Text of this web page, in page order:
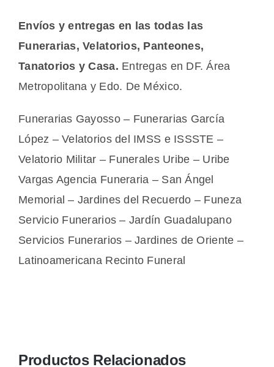
Envíos y entregas en las todas las
Funerarias, Velatorios, Panteones,
Tanatorios y Casa. Entregas en DF. Área
Metropolitana y Edo. De México.
Funerarias Gayosso – Funerarias García
López – Velatorios del IMSS e ISSSTE –
Velatorio Militar – Funerales Uribe – Uribe
Vargas Agencia Funeraria – San Ángel
Memorial – Jardines del Recuerdo – Funeza
Servicio Funerarios – Jardín Guadalupano
Servicios Funerarios – Jardines de Oriente –
Latinoamericana Recinto Funeral
Productos Relacionados